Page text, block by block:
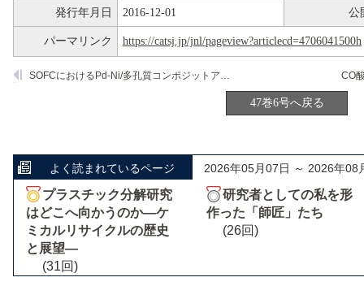
発行年月日 2016-12-01 公
パーマリンク https://catsj.jp/jnl/pageview?articlecd=4706041500h
CO
SOFCにおけるPd-Ni/多孔質コンポジットアノード上での乾燥メタンの直接酸化
47巻6号へ戻る
よく読まれているページ 2026年05月07日 ～ 2026年08
プラスチック分解研究
はどこへ向かうのか―ケ
ミカルリサイクルの歴史
と展望―
(31回)
研究者としての私を形
作った「師匠」たち
(26回)